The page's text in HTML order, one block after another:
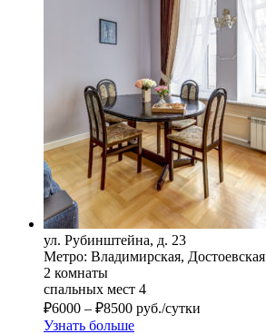
ул. Рубинштейна, д. 23
Метро: Владимирская, Достоевская
2 комнаты
спальных мест 4
₽6000 – ₽8500 руб./сутки
Узнать больше